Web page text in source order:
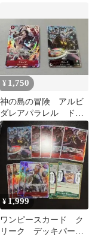
¥ 1,750
神の島の冒険 アルビ
ダレアパラレル ドン
クリーク リーダーパラ
レル
¥ 1,999
ワンピースカード ク
リーク デッキパーツ